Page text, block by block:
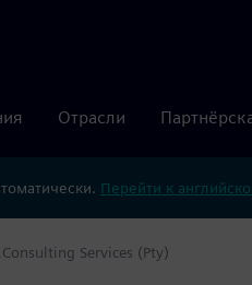
Отрасли
Перейти к
Services (Pty)